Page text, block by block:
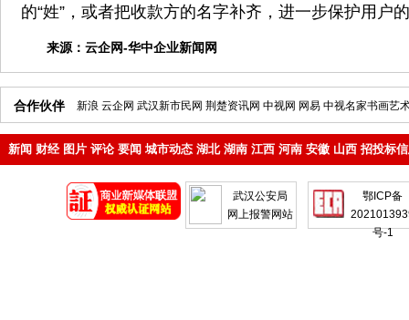
的“姓”，或者把收款方的名字补齐，进一步保护用户
来源： 云企网-华中企业新闻网
合作伙伴 新浪 云企网 武汉新市民网 荆楚资讯网 中视网 网易 中视名家书画艺
新闻 财经 图片 评论 要闻 城市动态 湖北 湖南 江西 河南 安徽 山西 招投标
武汉公安局
网上报警网站
鄂ICP备
号-1